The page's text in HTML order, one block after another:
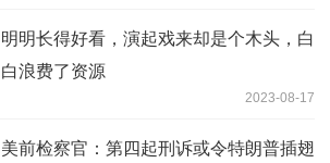
明明长得好看，演起戏来却是个木头，白
白浪费了资源
2023-08-17
美前检察官：第四起刑诉或令特朗普插翅